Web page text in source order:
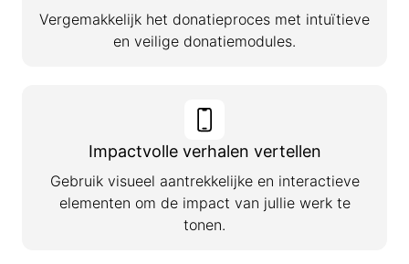
Vergemakkelijk het donatieproces met intuïtieve
en veilige donatiemodules.
Impactvolle verhalen vertellen
Gebruik visueel aantrekkelijke en interactieve
elementen om de impact van jullie werk te
tonen.